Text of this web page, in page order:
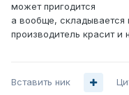
может пригодится
а вообще, складывается
производитель красит и
Вставить ник